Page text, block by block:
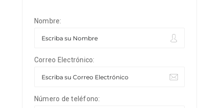
Nombre:
Correo Electrónico:
Número de teléfono: